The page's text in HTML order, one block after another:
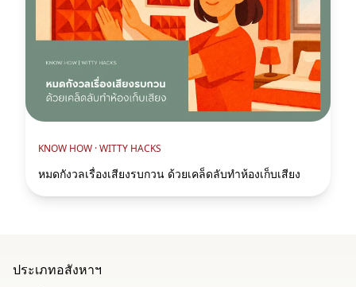
KNOW HOW ·WITTY HACKS
หมดกังวลเรื่องเสียงรบกวน ด้วยเคล็ดลับทำห้องเก็บเสียง
ประเภทอสังหาฯ